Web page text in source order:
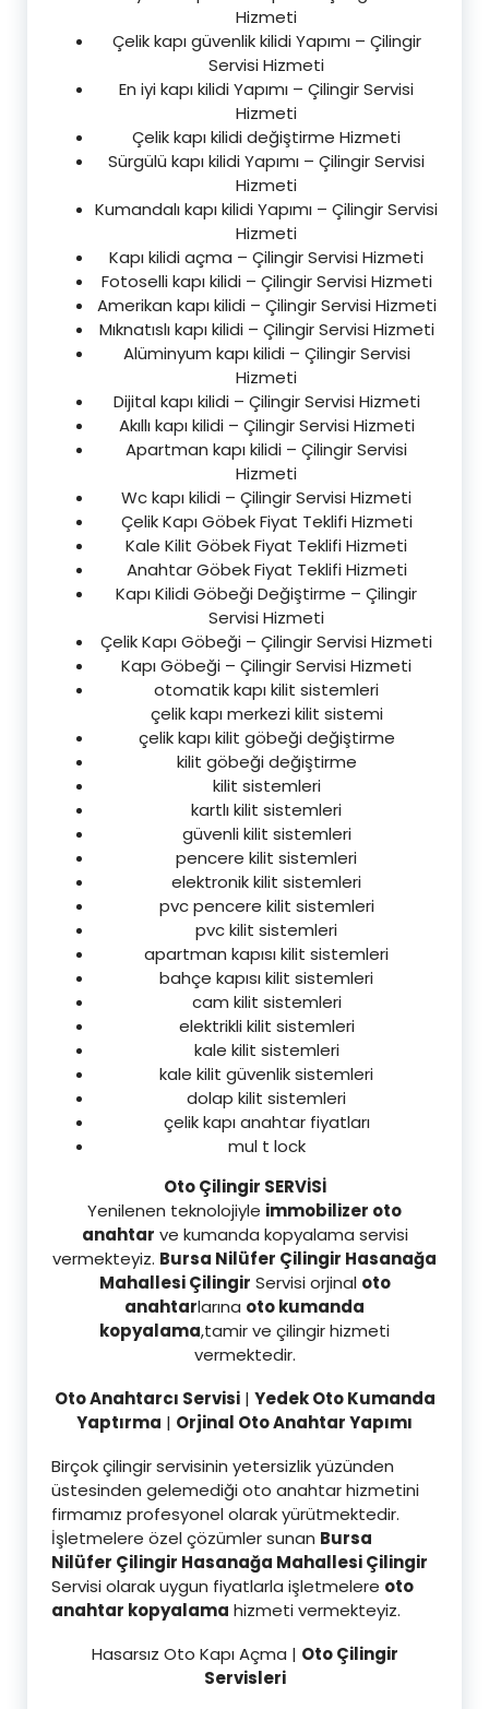
Hizmeti
Çelik kapı güvenlik kilidi Yapımı – Çilingir
Servisi Hizmeti
En iyi kapı kilidi Yapımı – Çilingir Servisi
Hizmeti
Çelik kapı kilidi değiştirme Hizmeti
Sürgülü kapı kilidi Yapımı – Çilingir Servisi
Hizmeti
Kumandalı kapı kilidi Yapımı – Çilingir Servisi
Hizmeti
Kapı kilidi açma – Çilingir Servisi Hizmeti
Fotoselli kapı kilidi – Çilingir Servisi Hizmeti
Amerikan kapı kilidi – Çilingir Servisi Hizmeti
Mıknatıslı kapı kilidi – Çilingir Servisi Hizmeti
Alüminyum kapı kilidi – Çilingir Servisi
Hizmeti
Dijital kapı kilidi – Çilingir Servisi Hizmeti
Akıllı kapı kilidi – Çilingir Servisi Hizmeti
Apartman kapı kilidi – Çilingir Servisi
Hizmeti
Wc kapı kilidi – Çilingir Servisi Hizmeti
Çelik Kapı Göbek Fiyat Teklifi Hizmeti
Kale Kilit Göbek Fiyat Teklifi Hizmeti
Anahtar Göbek Fiyat Teklifi Hizmeti
Kapı Kilidi Göbeği Değiştirme – Çilingir
Servisi Hizmeti
Çelik Kapı Göbeği – Çilingir Servisi Hizmeti
Kapı Göbeği – Çilingir Servisi Hizmeti
otomatik kapı kilit sistemleri
çelik kapı merkezi kilit sistemi
çelik kapı kilit göbeği değiştirme
kilit göbeği değiştirme
kilit sistemleri
kartlı kilit sistemleri
güvenli kilit sistemleri
pencere kilit sistemleri
elektronik kilit sistemleri
pvc pencere kilit sistemleri
pvc kilit sistemleri
apartman kapısı kilit sistemleri
bahçe kapısı kilit sistemleri
cam kilit sistemleri
elektrikli kilit sistemleri
kale kilit sistemleri
kale kilit güvenlik sistemleri
dolap kilit sistemleri
çelik kapı anahtar fiyatları
mul t lock
Oto Çilingir SERVİSİ
Yenilenen teknolojiyle immobilizer oto
anahtar ve kumanda kopyalama servisi
vermekteyiz. Bursa Nilüfer Çilingir Hasanağa
Mahallesi Çilingir Servisi orjinal oto
anahtarlarına oto kumanda
kopyalama,tamir ve çilingir hizmeti
vermektedir.
Oto Anahtarcı Servisi| Yedek Oto Kumanda
Yaptırma | Orjinal Oto Anahtar Yapımı
Birçok çilingir servisinin yetersizlik yüzünden
üstesinden gelemediği oto anahtar hizmetini
firmamız profesyonel olarak yürütmektedir.
İşletmelere özel çözümler sunan Bursa
Nilüfer Çilingir Hasanağa Mahallesi Çilingir
Servisi olarak uygun fiyatlarla işletmelere oto
anahtar kopyalama hizmeti vermekteyiz.
Hasarsız Oto Kapı Açma | Oto Çilingir
Servisleri